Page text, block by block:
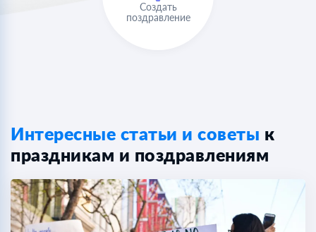
Создать
поздравление
Интересные статьи и советы к
праздникам и поздравлениям